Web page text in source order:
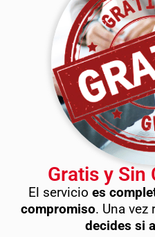
Gratis y Sin
El servicio es
compromiso. Una vez
decides si